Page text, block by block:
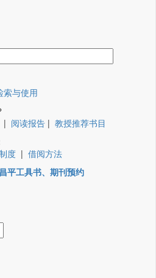
索与使用
| 阅读报告 | 教授推荐书目
度 | 借阅方法
昌平工具书、期刊预约